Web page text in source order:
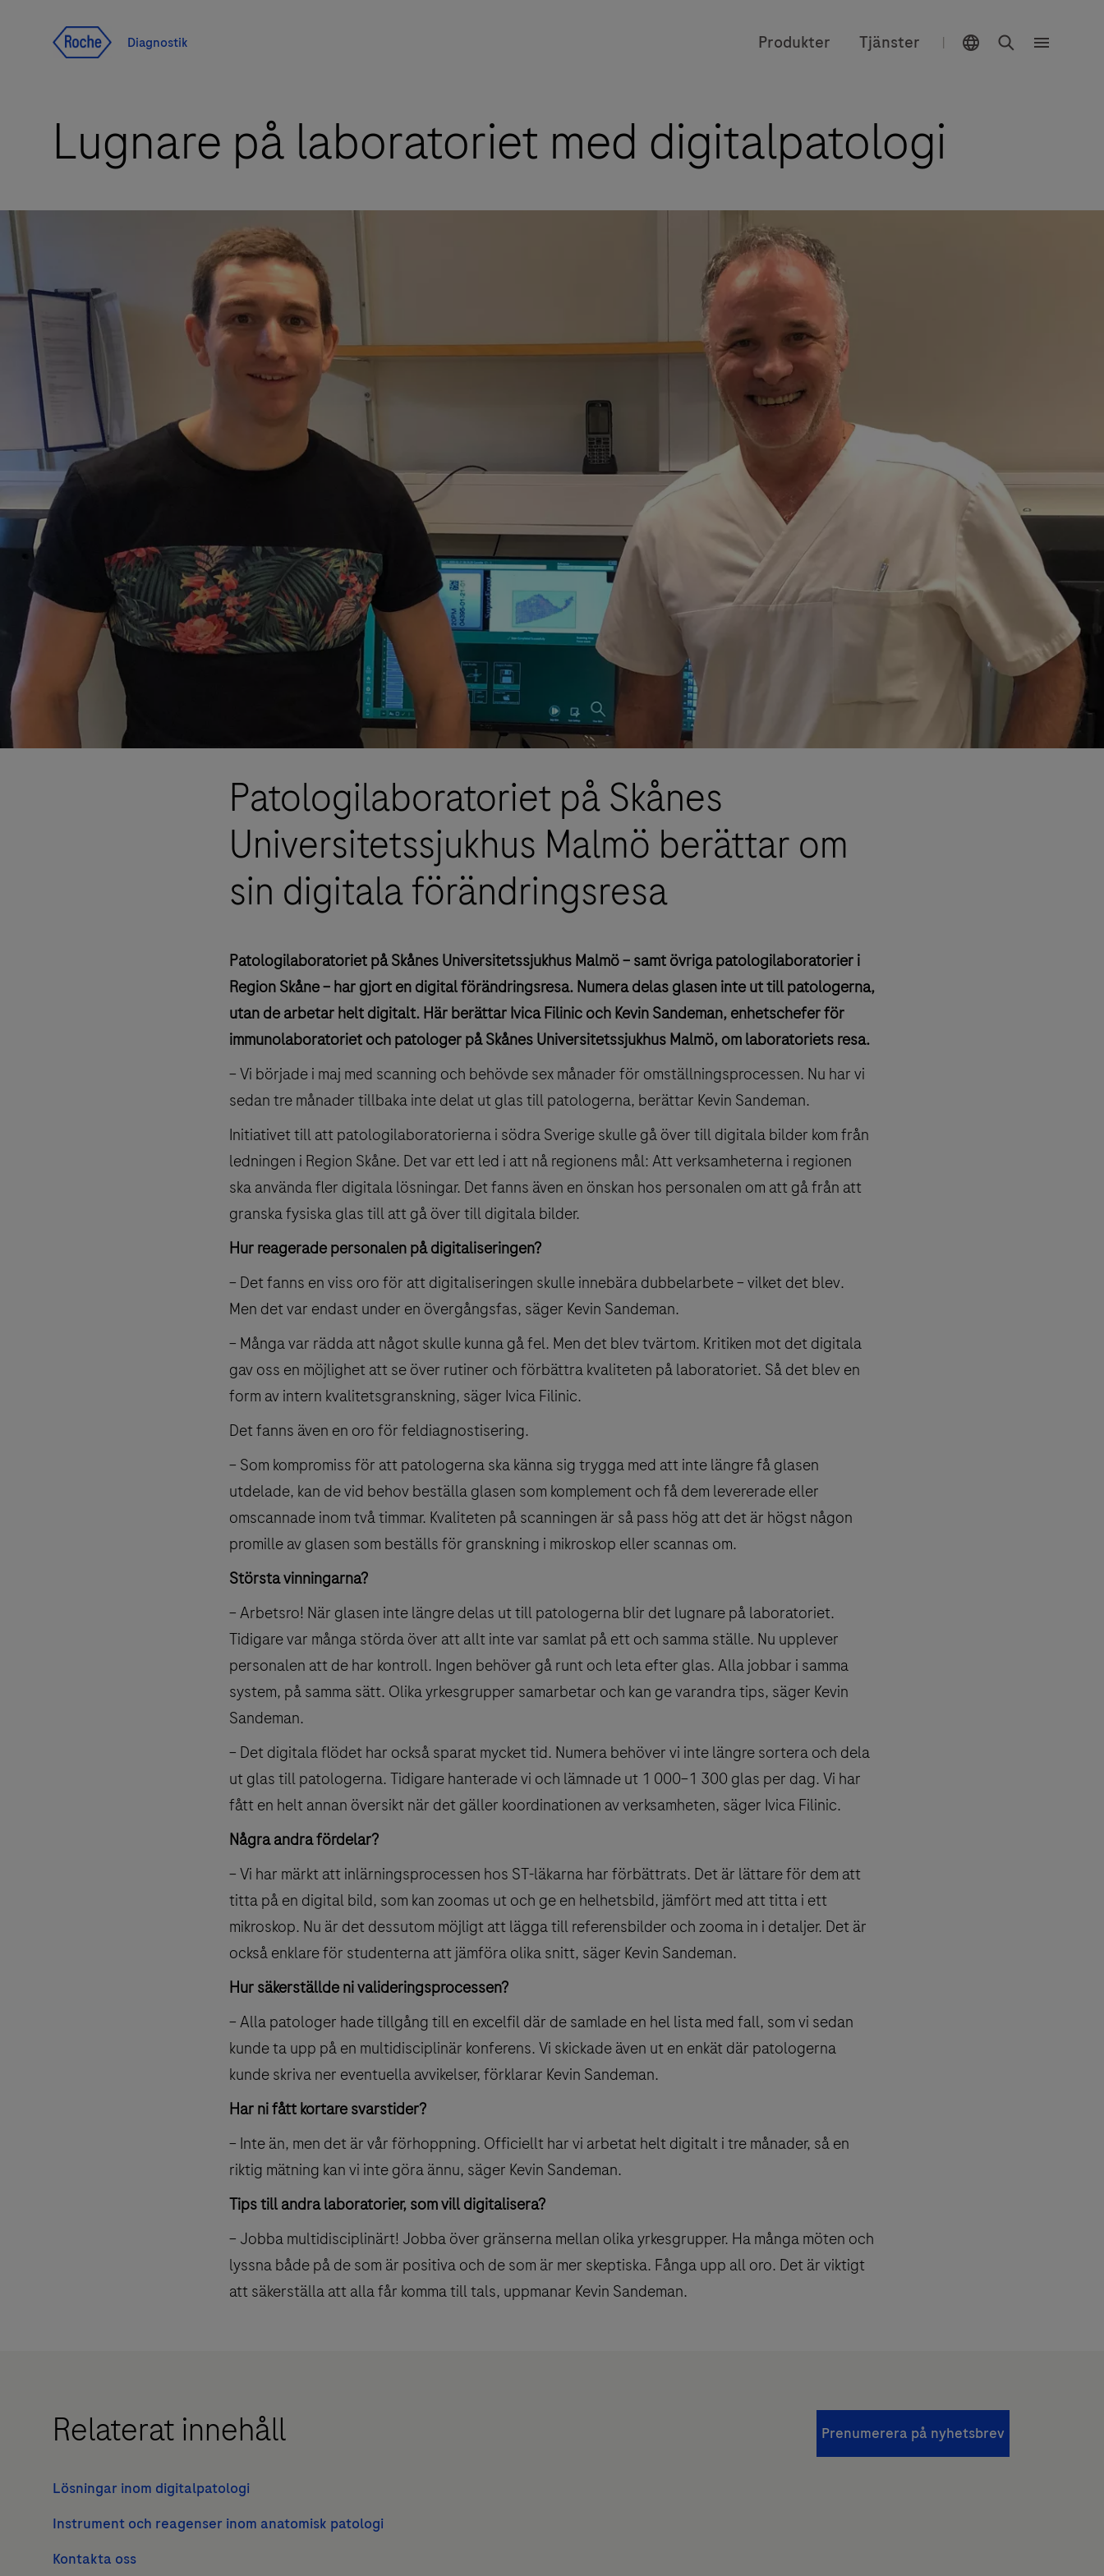
Diagnostik Produkter Tjänster | Välj plats
Lugnare på laboratoriet med digitalpatologi
Patologilaboratoriet på Skånes
Universitetssjukhus Malmö berättar om
sin digitala förändringsresa
Patologilaboratoriet på Skånes Universitetssjukhus Malmö – samt övriga patologilaboratorier i
Region Skåne – har gjort en digital förändringsresa. Numera delas glasen inte ut till patologerna,
utan de arbetar helt digitalt. Här berättar Ivica Filinic och Kevin Sandeman, enhetschefer för
immunolaboratoriet och patologer på Skånes Universitetssjukhus Malmö, om laboratoriets resa.
– Vi började i maj med scanning och behövde sex månader för omställningsprocessen. Nu har vi
sedan tre månader tillbaka inte delat ut glas till patologerna, berättar Kevin Sandeman.
Initiativet till att patologilaboratorierna i södra Sverige skulle gå över till digitala bilder kom från
ledningen i Region Skåne. Det var ett led i att nå regionens mål: Att verksamheterna i regionen
ska använda fler digitala lösningar. Det fanns även en önskan hos personalen om att gå från att
granska fysiska glas till att gå över till digitala bilder.
Hur reagerade personalen på digitaliseringen?
– Det fanns en viss oro för att digitaliseringen skulle innebära dubbelarbete – vilket det blev.
Men det var endast under en övergångsfas, säger Kevin Sandeman.
– Många var rädda att något skulle kunna gå fel. Men det blev tvärtom. Kritiken mot det digitala
gav oss en möjlighet att se över rutiner och förbättra kvaliteten på laboratoriet. Så det blev en
form av intern kvalitetsgranskning, säger Ivica Filinic.
Det fanns även en oro för feldiagnostisering.
– Som kompromiss för att patologerna ska känna sig trygga med att inte längre få glasen
utdelade, kan de vid behov beställa glasen som komplement och få dem levererade eller
omscannade inom två timmar. Kvaliteten på scanningen är så pass hög att det är högst någon
promille av glasen som beställs för granskning i mikroskop eller scannas om.
Största vinningarna?
– Arbetsro! När glasen inte längre delas ut till patologerna blir det lugnare på laboratoriet.
Tidigare var många störda över att allt inte var samlat på ett och samma ställe. Nu upplever
personalen att de har kontroll. Ingen behöver gå runt och leta efter glas. Alla jobbar i samma
system, på samma sätt. Olika yrkesgrupper samarbetar och kan ge varandra tips, säger Kevin
Sandeman.
– Det digitala flödet har också sparat mycket tid. Numera behöver vi inte längre sortera och dela
ut glas till patologerna. Tidigare hanterade vi och lämnade ut 1 000–1 300 glas per dag. Vi har
fått en helt annan översikt när det gäller koordinationen av verksamheten, säger Ivica Filinic.
Några andra fördelar?
– Vi har märkt att inlärningsprocessen hos ST-läkarna har förbättrats. Det är lättare för dem att
titta på en digital bild, som kan zoomas ut och ge en helhetsbild, jämfört med att titta i ett
mikroskop. Nu är det dessutom möjligt att lägga till referensbilder och zooma in i detaljer. Det är
också enklare för studenterna att jämföra olika snitt, säger Kevin Sandeman.
Hur säkerställde ni valideringsprocessen?
– Alla patologer hade tillgång till en excelfil där de samlade en hel lista med fall, som vi sedan
kunde ta upp på en multidisciplinär konferens. Vi skickade även ut en enkät där patologerna
kunde skriva ner eventuella avvikelser, förklarar Kevin Sandeman.
Har ni fått kortare svarstider?
– Inte än, men det är vår förhoppning. Officiellt har vi arbetat helt digitalt i tre månader, så en
riktig mätning kan vi inte göra ännu, säger Kevin Sandeman.
Tips till andra laboratorier, som vill digitalisera?
– Jobba multidisciplinärt! Jobba över gränserna mellan olika yrkesgrupper. Ha många möten och
lyssna både på de som är positiva och de som är mer skeptiska. Fånga upp all oro. Det är viktigt
att säkerställa att alla får komma till tals, uppmanar Kevin Sandeman.
Relaterat innehåll
Lösningar inom digitalpatologi
Instrument och reagenser inom anatomisk patologi
Kontakta oss
Prenumerera på nyhetsbrev